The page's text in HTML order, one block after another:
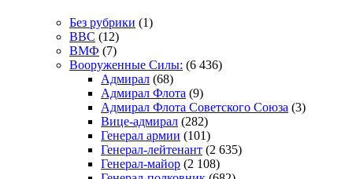
Без рубрики (1)
ВВС (12)
ВМФ (7)
Вооруженные Силы: (6 436)
Адмирал (68)
Адмирал Флота (9)
Адмирал Флота Советского Союза (3)
Вице-адмирал (282)
Генерал армии (101)
Генерал-лейтенант (2 635)
Генерал-майор (2 108)